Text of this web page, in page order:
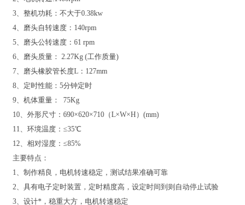
3、整机功耗：不大于0.38kw
4、磨头自转速度：140rpm
5、磨头公转速度：61 rpm
6、磨头质量： 2.27Kg (工作质量)
7、磨头橡胶管长度L：127mm
8、定时性能：5分钟定时
9、机体重量： 75Kg
10、外形尺寸：690×620×710（L×W×H）(mm)
11、环境温度：≤35℃
12、相对湿度：≤85%
主要特点：
1、制作精良，电机转速稳定，测试结果准确可靠
2、具有电子定时装置，定时精度高，设定时间到则自动停止试验
3、设计*，稳重大方，电机转速稳定